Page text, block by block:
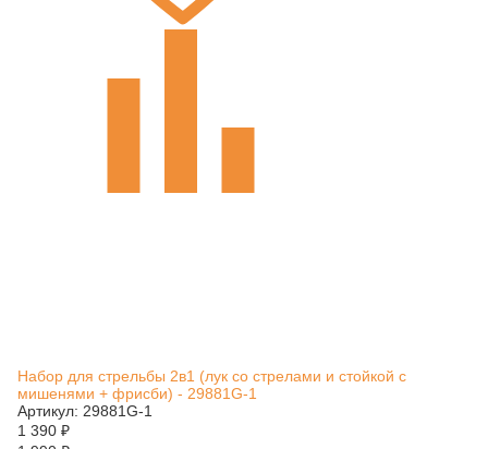
Набор для стрельбы 2в1 (лук со стрелами и стойкой с
мишенями + фрисби) - 29881G-1
Артикул: 29881G-1
1 390 ₽